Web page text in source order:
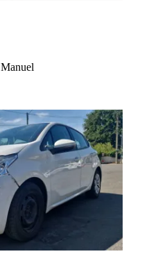
Manuel